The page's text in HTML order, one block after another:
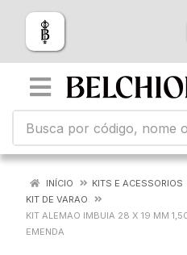
INÍCIO
KITS E ACESSORIOS
KIT DE VARAO
KIT ALEMAO IMBUIA 28 X 19 MM
EMENDA